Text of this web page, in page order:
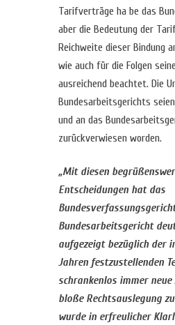
Tarifverträge ha be das
aber die Bedeutung der
Reichweite dieser Bindung
wie auch für die Folgen
ausreichend beachtet. Die
Bundesarbeitsgerichts
und an das
zurückverwiesen worden.
„Mit diesen
Entscheidungen hat das
Bundesarbeitsgericht
aufgezeigt bezüglich der
Jahren festzustellenden
schrankenlos immer
bloße Rechtsauslegung
wurde in erfreulicher